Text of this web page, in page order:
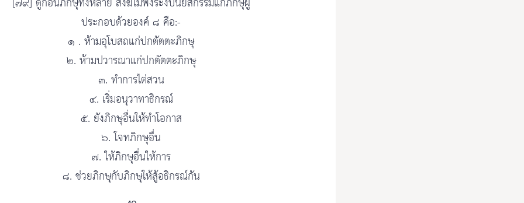
ประกอบด้วยองค์ ๘ คือ:-
๑ . ห้ามอุโบสถแก่ปกตัตตะภิกษุ
๒. ห้ามปวารณาแก่ปกตัตตะภิกษุ
๓. ทำการไต่สวน
๔. เริ่มอนุวาทาธิกรณ์
๕. ยังภิกษุอื่นให้ทำโอกาส
๖. โจทภิกษุอื่น
๗. ให้ภิกษุอื่นให้การ
๘. ช่วยภิกษุกับภิกษุให้สู้อธิกรณ์กัน